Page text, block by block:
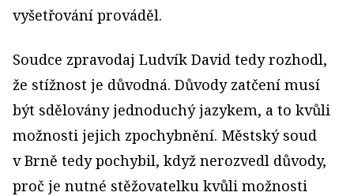
vyšetřování prováděl.
Soudce zpravodaj Ludvík David tedy rozhodl,
že stížnost je důvodná. Důvody zatčení musí
být sdělovány jednoduchý jazykem, a to kvůli
možnosti jejich zpochybnění. Městský soud
v Brně tedy pochybil, když nerozvedl důvody,
proč je nutné stěžovatelku kvůli možnosti